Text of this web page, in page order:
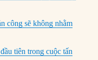
công sẽ không nhằm
tiên trong cuộc tấn